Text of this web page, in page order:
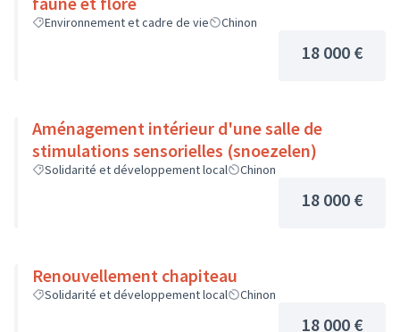
Environnement et cadre de vie Chinon
18 000 €
Aménagement intérieur d'une salle de
stimulations sensorielles (snoezelen)
Solidarité et développement local Chinon
18 000 €
Renouvellement chapiteau
Solidarité et développement local Chinon
18 000 €